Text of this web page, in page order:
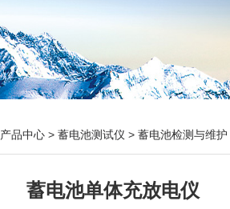
产品中心 > 蓄电池测试仪 > 蓄电池检测与维护
蓄电池单体充放电仪